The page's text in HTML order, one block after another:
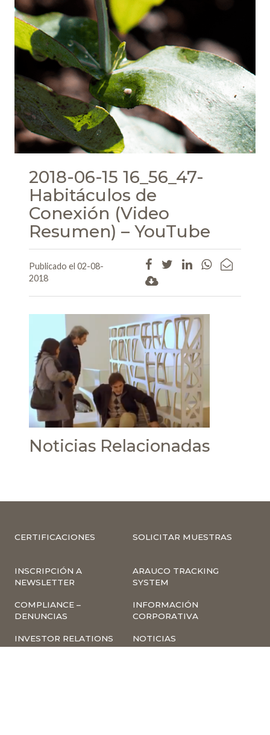
2018-06-15 16_56_47-
Habitáculos de
Conexión (Video
Resumen) – YouTube
Publicado el 02-08-
2018
Noticias Relacionadas
CERTIFICACIONES SOLICITAR MUESTRAS
INSCRIPCIÓN A
NEWSLETTER
ARAUCO TRACKING
SYSTEM
COMPLIANCE –
DENUNCIAS
INFORMACIÓN
CORPORATIVA
INVESTOR RELATIONS NOTICIAS